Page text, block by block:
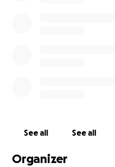
See all See all
Organizer